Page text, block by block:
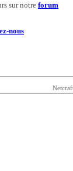
sur notre forum
nous